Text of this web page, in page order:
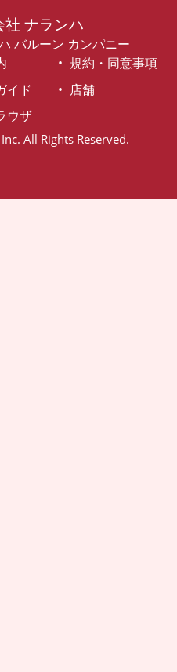
社 ナランハ
バルーン カンパニー
規約・同意事項
イド
店舗
ウザ
All Rights Reserved.